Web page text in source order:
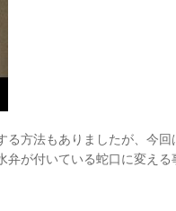
る方法もありましたが、今
弁が付いている蛇口に変える